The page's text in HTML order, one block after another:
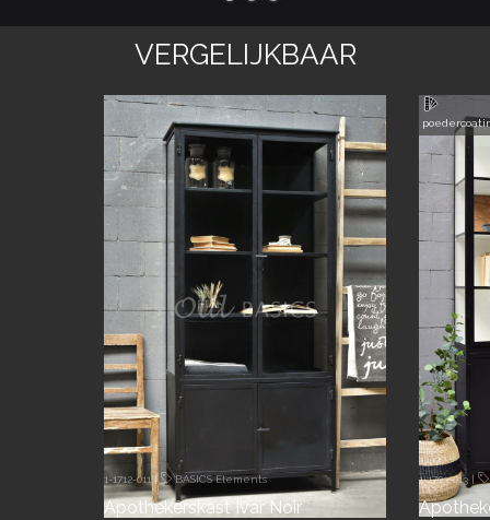
VERGELIJKBAAR
1-1712-011| BASICS Elements
Apothekerskast Ivar Noir
1-1703-013